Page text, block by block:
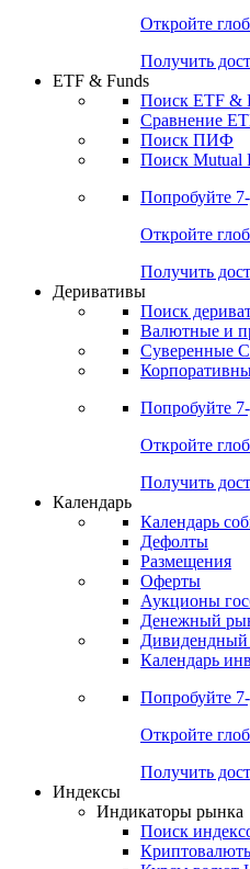
Поиск
Попробуйте
Откройте
Получить
ETF & Funds
Сравнение
Поиск Mutual
Попробуйте
Откройте
Получить
Деривативы
Валютные и
Попробуйте
Откройте
Получить
Календарь
Календарь
Дефолты
Размещения
Оферты
Денежный
Календарь
Попробуйте
Откройте
Получить